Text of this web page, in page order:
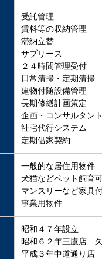
受託管理
賃料等の収納管理
滞納立替
サブリース
２４時間管理受付
日常清掃・定期清掃
建物付随設備管理
長期修繕計画策定
企画・コンサルタン
社宅代行システム
定期借家契約
一般的な居住用物件
犬猫などペット飼育
マンスリーなど家具
事業用物件
昭和４７年設立
昭和６２年三鷹店
平成３年中道通り店